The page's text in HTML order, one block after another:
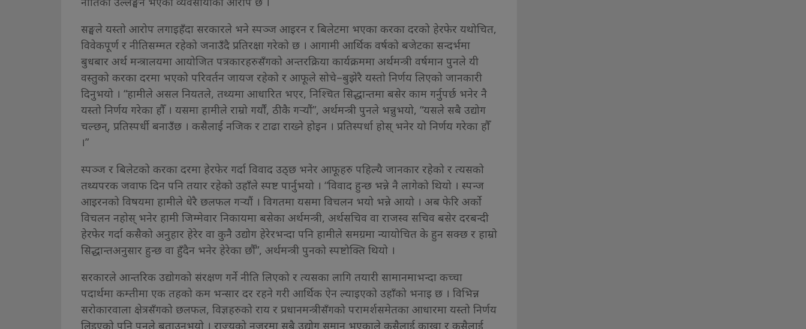
सङ्घले यस्तो आरोप लगाइहँदा सरकारले भने स्पञ्ज आइरन र बिलेटमा भएका करका दरको हेरफेर यथोचित,
विवेकपूर्ण र नीतिसम्मत रहेको जनाउँदै प्रतिरक्षा गरेको छ । आगामी आर्थिक वर्षको बजेटका सन्दर्भमा
बुधबार अर्थ मन्त्रालयमा आयोजित पत्रकारहरुसँगको अन्तरक्रिया कार्यक्रममा अर्थमन्त्री वर्षमान पुनले यी
वस्तुको करका दरमा भएको परिवर्तन जायज रहेको र आफूले सोचे–बुझेरै यस्तो निर्णय लिएको जानकारी
दिनुभयो । “हामीले असल नियतले, तथ्यमा आधारित भएर, निश्चित सिद्धान्तमा बसेर काम गर्नुपर्छ भनेर नै
यस्तो निर्णय गरेका हौँ । यसमा हामीले राम्रो गर्यौं, ठीकै गर्‍यौं”, अर्थमन्त्री पुनले भन्नुभयो, “यसले सबै उद्योग
चल्छन्, प्रतिस्पर्धी बनाउँछ । कसैलाई नजिक र टाढा राख्ने होइन । प्रतिस्पर्धा होस् भनेर यो निर्णय गरेका हौँ
।”
स्पञ्ज र बिलेटको करका दरमा हेरफेर गर्दा विवाद उठ्छ भनेर आफूहरु पहिल्यै जानकार रहेको र त्यसको
तथ्यपरक जवाफ दिन पनि तयार रहेको उहाँले स्पष्ट पार्नुभयो । “विवाद हुन्छ भन्ने नै लागेको थियो । स्पन्ज
आइरनको विषयमा हामीले धेरै छलफल गर्‍यौं । विगतमा यसमा विचलन भयो भन्ने आयो । अब फेरि अर्को
विचलन नहोस् भनेर हामी जिम्मेवार निकायमा बसेका अर्थमन्त्री, अर्थसचिव वा राजस्व सचिव बसेर दरबन्दी
हेरफेर गर्दा कसैको अनुहार हेरेर वा कुनै उद्योग हेरेरभन्दा पनि हामीले समग्रमा न्यायोचित के हुन सक्छ र हाम्रो
सिद्धान्तअनुसार हुन्छ वा हुँदैन भनेर हेरेका छौँ”, अर्थमन्त्री पुनको स्पष्टोक्ति थियो ।
सरकारले आन्तरिक उद्योगको संरक्षण गर्ने नीति लिएको र त्यसका लागि तयारी सामानमाभन्दा कच्चा
पदार्थमा कम्तीमा एक तहको कम भन्सार दर रहने गरी आर्थिक ऐन ल्याइएको उहाँको भनाइ छ । विभिन्न
सरोकारवाला क्षेत्रसँगको छलफल, विज्ञहरुको राय र प्रधानमन्त्रीसँगको परामर्शसमेतका आधारमा यस्तो निर्णय
लिइएको पनि पुनले बताउनुभयो । राज्यको नजरमा सबै उद्योग समान भएकाले कसैलाई काखा र कसैलाई